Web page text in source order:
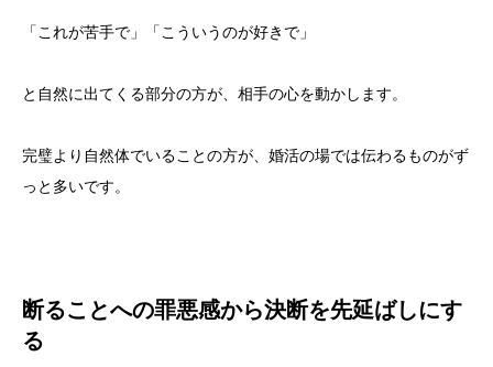
「これが苦手で」「こういうのが好きで」
と自然に出てくる部分の方が、相手の心を動かします。
完璧より自然体でいることの方が、婚活の場では伝わるものがず
っと多いです。
断ることへの罪悪感から決断を先延ばしにす
る